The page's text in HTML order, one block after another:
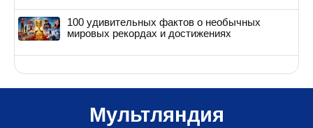
100 удивительных фактов о необычных
мировых рекордах и достижениях
Мультляндия